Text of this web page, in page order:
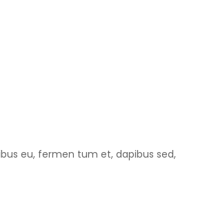
eu, fermen tum et, dapibus sed,